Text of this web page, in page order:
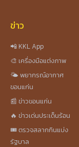
ข่าว
📲 KKL App
🎨 เครื่องมือแต่งภาพ
🌤️ พยากรณ์อากาศ
ขอนแก่น
📰 ข่าวขอนแก่น
🔥 ข่าวเด่นประเด็นร้อน
🎟️ ตรวจสลากกินแบ่ง
รัฐบาล